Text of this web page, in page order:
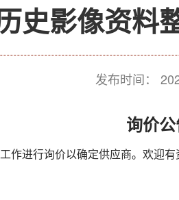
史影像资料
发布时间：
询价
作进行询价以确定供应商。欢迎有